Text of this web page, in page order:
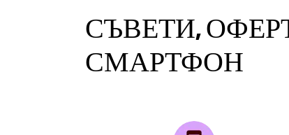
СЪВЕТИ,
СМАРТФОН